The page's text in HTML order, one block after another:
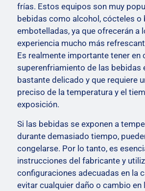
frías. Estos equipos son muy
bebidas como alcohol, cócteles o
embotelladas, ya que ofrecerán a
experiencia mucho más
Es realmente importante tener en
superenfriamiento de las bebidas
bastante delicado y que requiere
preciso de la temperatura y el
exposición.
Si las bebidas se exponen a
durante demasiado tiempo,
congelarse. Por lo tanto, es
instrucciones del fabricante y
configuraciones adecuadas en la
evitar cualquier daño o cambio en